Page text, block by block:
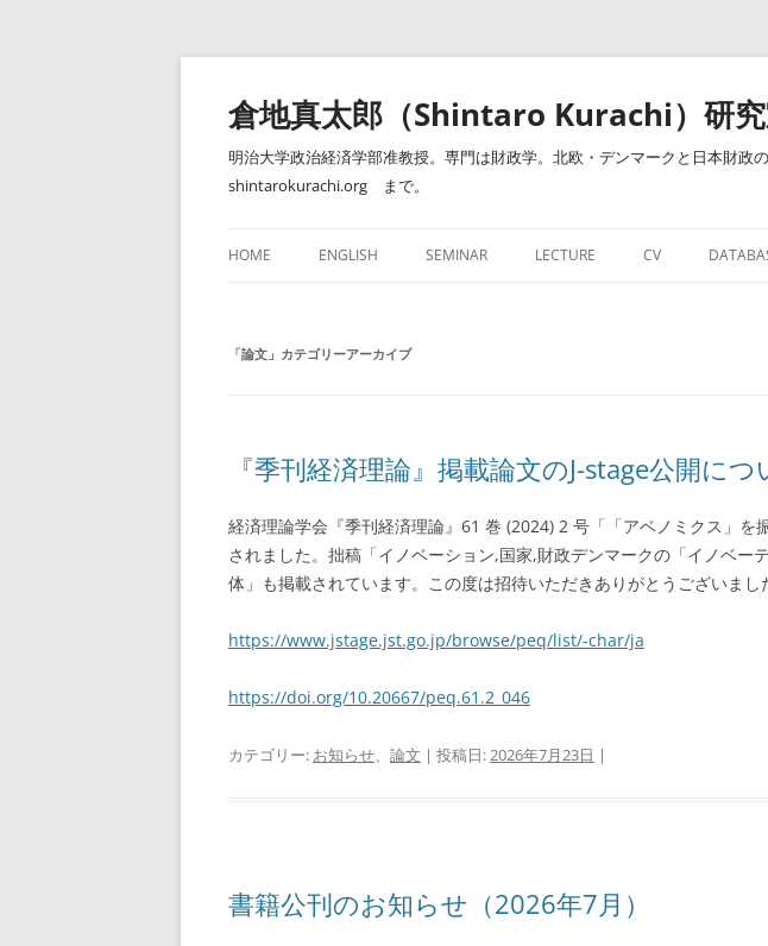
コ
テ
ン
ツ
へ
ス
キ
ッ
倉地真太郎（Shintaro Kurachi）研
明治大学政治経済学部准教授。専門は財政学。北欧・デンマークと日本財政
shintarokurachi.org まで。
HOME ENGLISH SEMINAR LECTURE CV
「論文 」カテゴリーアーカイブ
『季刊経済理論』掲載論文のJ-stage公開につ
経済理論学会『季刊経済理論』61 巻 (2024) 2 号「「アベノミクス」を
されました。拙稿「イノベーション,国家,財政デンマークの「イノベー
体」も掲載されています。この度は招待いただきありがとうございまし
https://www.jstage.jst.go.jp/browse/peq/list/-char/ja
https://doi.org/10.20667/peq.61.2_046
カテゴリー: お知らせ、 論文 | 投稿日:2026年7月23日 |
書籍公刊のお知らせ（2026年7月）